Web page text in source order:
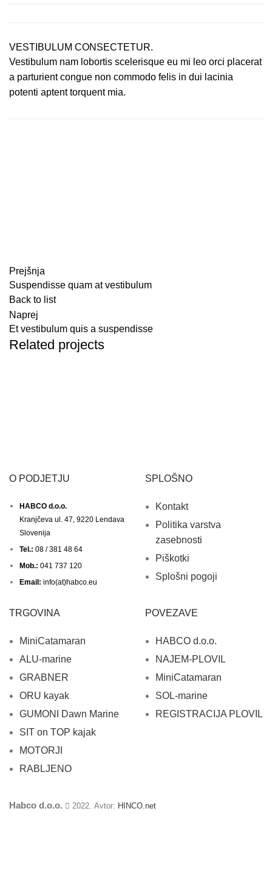
VESTIBULUM CONSECTETUR.
Vestibulum nam lobortis scelerisque eu mi leo orci placerat
a parturient congue non commodo felis in dui lacinia
potenti aptent torquent mia.
Prejšnja
Suspendisse quam at vestibulum
Back to list
Naprej
Et vestibulum quis a suspendisse
Related projects
O PODJETJU
HABCO d.o.o.
Kranjčeva ul. 47, 9220 Lendava
Slovenija
Tel.: 08 / 381 48 64
Mob.: 041 737 120
Email: info(at)habco.eu
SPLOŠNO
Kontakt
Politika varstva
zasebnosti
Piškotki
Splošni pogoji
TRGOVINA
MiniCatamaran
ALU-marine
GRABNER
ORU kayak
GUMONI Dawn Marine
SIT on TOP kajak
MOTORJI
RABLJENO
POVEZAVE
HABCO d.o.o.
NAJEM-PLOVIL
MiniCatamaran
SOL-marine
REGISTRACIJA PLOVIL
Habco d.o.o. 2022. Avtor: HINCO.net